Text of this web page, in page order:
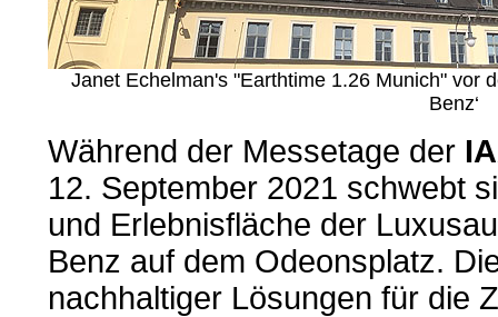
Janet Echelman's "Earthtime 1.26 Munich" vor
Benz‘
Während der Messetage der
12. September 2021 schwebt
und Erlebnisfläche der
Benz auf dem Odeonsplatz.
nachhaltiger Lösungen für die